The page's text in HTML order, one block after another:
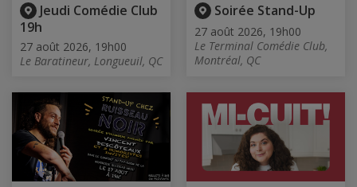
Jeudi Comédie Club
19h
27 août 2026, 19h00
Le Baratineur, Longueuil, QC
Soirée Stand-Up
27 août 2026, 19h00
Le Terminal Comédie Club,
Montréal, QC